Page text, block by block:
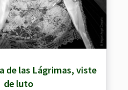
de las Lágrimas, viste
de luto